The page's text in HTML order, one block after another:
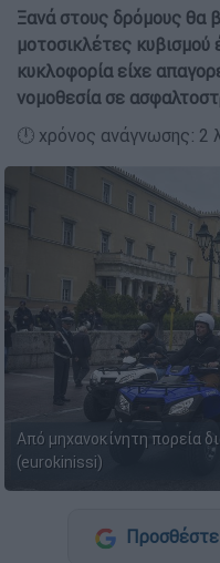
Ξανά στους δρόµους θα
µοτοσικλέτες
κυκλοφορία είχε
νοµοθεσία σε
🕛 χρόνος ανάγνωσης: 2
Από μηχανοκίνητη πορεία
(eurokinissi)